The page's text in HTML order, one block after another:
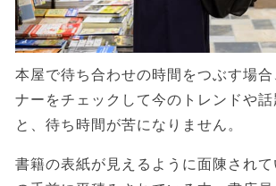
本屋で待ち合わせの時間をつぶす場
ナーをチェックして今のトレンドや
と、待ち時間が苦になりません。
書籍の表紙が見えるように面陳され